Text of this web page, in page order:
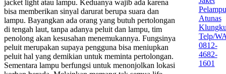
jacket light atau lampu. Keduanya wajib ada karena
bisa memberikan sinyal darurat berupa suara dan
lampu. Bayangkan ada orang yang butuh pertolongan
di tengah laut, tanpa adanya peluit dan lampu, tim
penolong akan kesusahan menemukannya. Fungsinya
peluit merupakan supaya pengguna bisa meniupkan
peluit hal yang demikian untuk meminta pertolongan.
Sementara lampu berfungsi untuk menonjolkan lokasi
Atunas
Telp/
0812-
4682-
1601